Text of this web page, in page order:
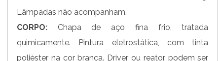
Lâmpadas não acompanham.
CORPO: Chapa de aço fina frio, tratada
quimicamente. Pintura eletrostática, com tinta
poliéster na cor branca. Driver ou reator podem ser